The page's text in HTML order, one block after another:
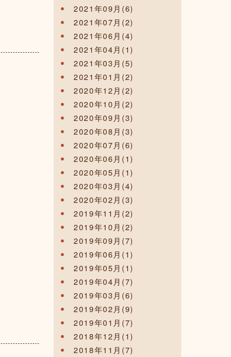
2021年09月(6)
2021年07月(2)
2021年06月(4)
2021年04月(1)
2021年03月(5)
2021年01月(2)
2020年12月(2)
2020年10月(2)
2020年09月(3)
2020年08月(3)
2020年07月(6)
2020年06月(1)
2020年05月(1)
2020年03月(4)
2020年02月(3)
2019年11月(2)
2019年10月(2)
2019年09月(7)
2019年06月(1)
2019年05月(1)
2019年04月(7)
2019年03月(6)
2019年02月(9)
2019年01月(7)
2018年12月(1)
2018年11月(7)